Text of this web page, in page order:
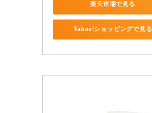
楽天市場で見る
Yahoo!ショッピングで見る